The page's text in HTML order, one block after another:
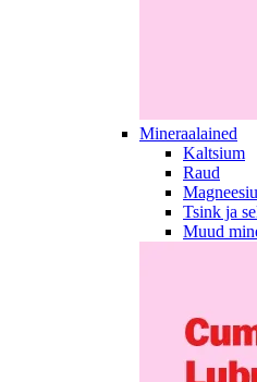
Mineraalained
Kaltsium
Raud
Tsink ja
Muud